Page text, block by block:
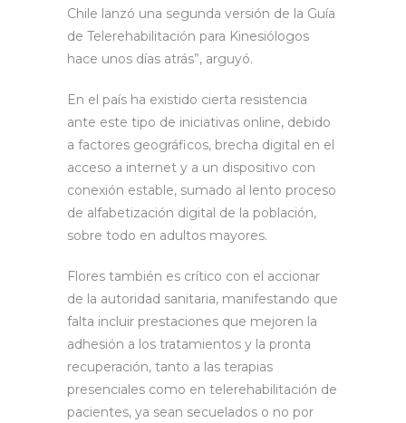
Chile lanzó una segunda versión de la Guía
de Telerehabilitación para Kinesiólogos
hace unos días atrás”, arguyó.
En el país ha existido cierta resistencia
ante este tipo de iniciativas online, debido
a factores geográficos, brecha digital en el
acceso a internet y a un dispositivo con
conexión estable, sumado al lento proceso
de alfabetización digital de la población,
sobre todo en adultos mayores.
Flores también es crítico con el accionar
de la autoridad sanitaria, manifestando que
falta incluir prestaciones que mejoren la
adhesión a los tratamientos y la pronta
recuperación, tanto a las terapias
presenciales como en telerehabilitación de
pacientes, ya sean secuelados o no por